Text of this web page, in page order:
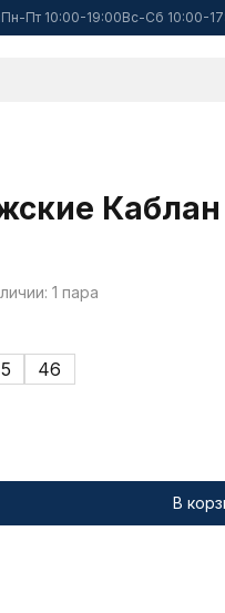
Пн-Пт 10:00-19:00Вс-Сб 10:00-
1 пара
46
В